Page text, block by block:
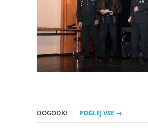
DOGODKI POGLEJ VSE →